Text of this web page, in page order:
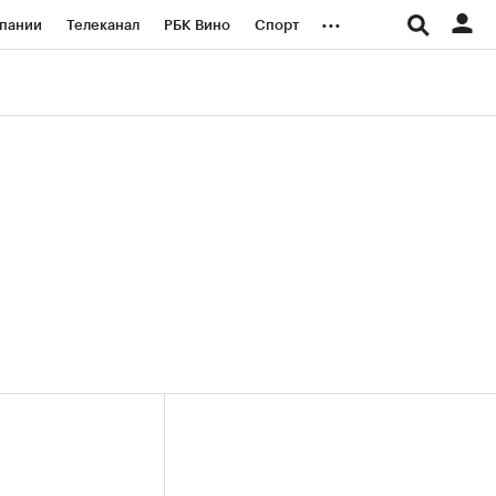
Телеканал РБК Вино Спорт ...